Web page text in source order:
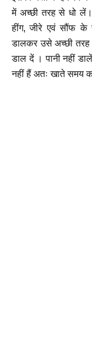
में अच्छी तरह से धो
हींग, जीरे एवं सौंफ
डालकर उसे अच्छी तरह
डाल दें । पानी नहीं
नहीं हैं अतः खाते समय